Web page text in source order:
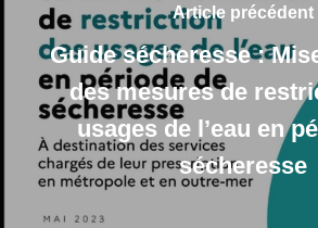
Article précédent
Guide sécheresse :
des mesures de
usages de l’eau en
sécheresse